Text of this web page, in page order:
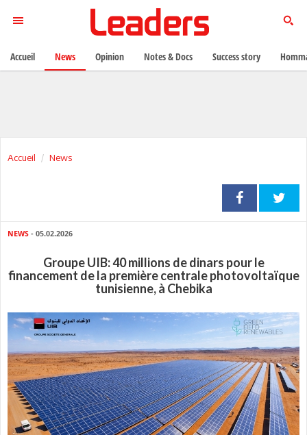
Accueil News
NEWS - 05.02.2026
Groupe UIB: 40 millions de dinars pour le
financement de la première centrale photovoltaïque
tunisienne, à Chebika
Accueil News Opinion Notes & Docs Success story